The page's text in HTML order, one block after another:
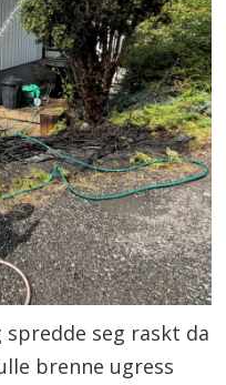
spredde seg raskt da
brenne ugress